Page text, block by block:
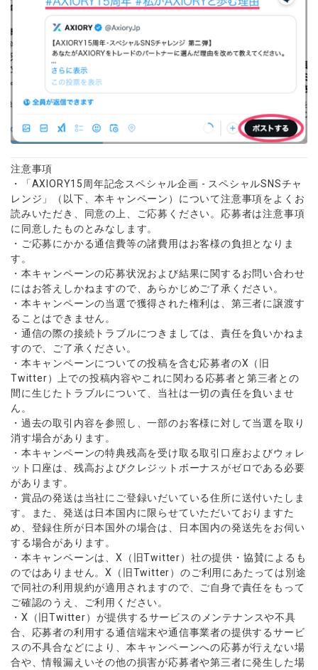
注意事項
・「AXIORY15周年記念スペシャル企画 - スペシャルSNSチャ
レンジ」（以下、本キャンペーン）について注意事項をよくお
読みいただき、同意の上、ご応募ください。応募者は注意事項
に同意したものとみなします。
・ご応募にかかる通信費等の諸費用はお客様の負担となりま
す。
・本キャンペーンの応募状況および結果に関するお問い合わせ
にはお答えしかねますので、あらかじめご了承ください。
・本キャンペーンの当選で獲得された権利は、第三者に譲渡す
ることはできません。
・通信の際の接続トラブルにつきましては、責任を負いかねま
すので、ご了承ください。
・本キャンペーンについての投稿を含む応募者のX（旧
Twitter）上での投稿内容やこれに関わる応募者と第三者との
間に生じたトラブルについて、当社は一切の責任を負いませ
ん。
・過去の取引内容を参照し、一部のお客様に対して当選を取り
消す場合があります。
・本キャンペーンの特典残高を受け取る取引口座およびウォレ
ット口座は、残高およびクレジットボーナスがゼロである必要
があります。
・賞品の発送は当社にご登録いだいている住所に送付いたしま
す。また、発送は日本国内に限らせていただいておりますた
め、登録住所が日本国外の場合は、日本国内の発送先をお伺い
する場合があります。
・本キャンペーンは、X（旧Twitter）社の提供・協賛によるも
のではありません。X（旧Twitter）のご利用にあたっては別途
で同社の利用規約が適用されますので、ご自身で責任をもって
ご確認のうえ、ご利用ください。
・X（旧Twitter）が提供するサービスのメンテナンスや不具
合、応募者の利用する通信端末や通信事業者の提供するサービ
スの不具合などにより、本キャンペーンへの応募が行えない場
合や、情報漏えいその他の損害が応募者や第三者に発生した場